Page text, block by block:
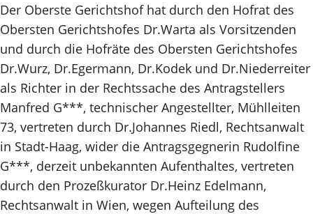
Der Oberste Gerichtshof hat durch den Hofrat des
Obersten Gerichtshofes Dr.Warta als Vorsitzenden
und durch die Hofräte des Obersten Gerichtshofes
Dr.Wurz, Dr.Egermann, Dr.Kodek und Dr.Niederreiter
als Richter in der Rechtssache des Antragstellers
Manfred G***, technischer Angestellter, Mühlleiten
73, vertreten durch Dr.Johannes Riedl, Rechtsanwalt
in Stadt-Haag, wider die Antragsgegnerin Rudolfine
G***, derzeit unbekannten Aufenthaltes, vertreten
durch den Prozeßkurator Dr.Heinz Edelmann,
Rechtsanwalt in Wien, wegen Aufteilung des